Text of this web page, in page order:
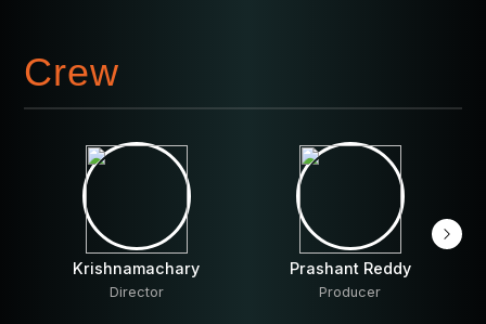
Crew
Krishnamachary
Director
Prashant Reddy
Producer